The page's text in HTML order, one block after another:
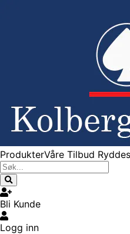
ProdukterVåre Tilbud
Bli Kunde
Logg inn